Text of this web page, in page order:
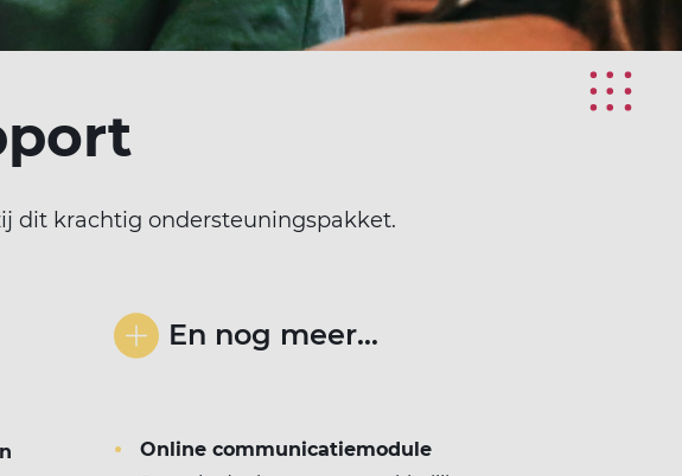
dit krachtig ondersteuningspakket.
En nog meer...
Online communicatiemodule